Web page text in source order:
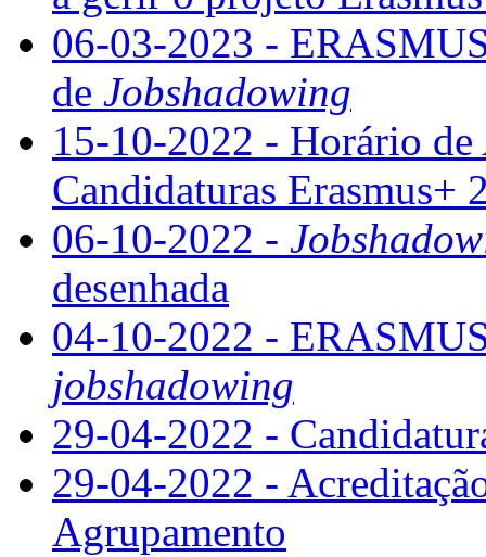
06-03-2023 -
de Jobshadowing
15-10-2022 - Horário
Candidaturas Erasmus+
06-10-2022 -
desenhada
04-10-2022 -
jobshadowing
29-04-2022 -
29-04-2022 -
Agrupamento